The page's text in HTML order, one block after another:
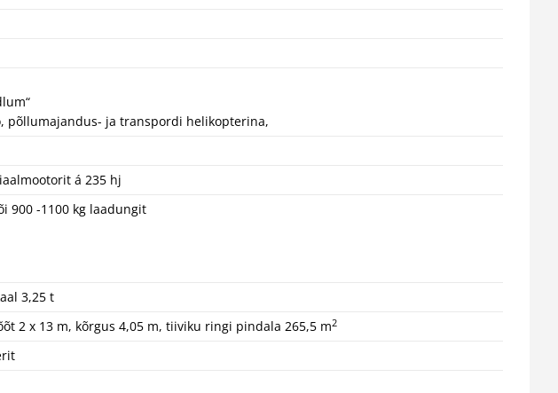
põllumajandus- ja transpordi helikopterina,
á 235 hj
900 -1100 kg laadungit
3,25 t
2 x 13 m, kõrgus 4,05 m, tiiviku ringi pindala 265,5 m2